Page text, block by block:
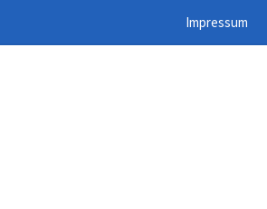
Impressum